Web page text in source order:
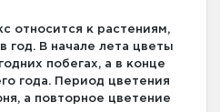
относится к растениям,
год. В начале лета цветы
побегах, а в конце
года. Период цветения
а повторное цветение